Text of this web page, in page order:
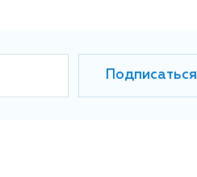
Подписаться